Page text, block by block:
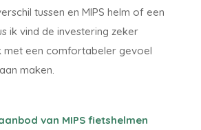
tussen en MIPS helm of een
ik vind de investering zeker
met een comfortabeler gevoel
maken.
van MIPS fietshelmen